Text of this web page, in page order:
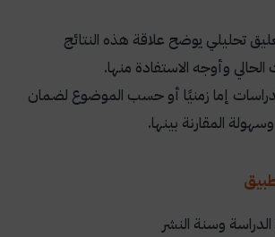
تحليلي يوضح علاقة هذه النتائج
وأوجه الاستفادة منها.
إما زمنيًا أو حسب الموضوع لضمان
المقارنة بينها.
وسنة النشر